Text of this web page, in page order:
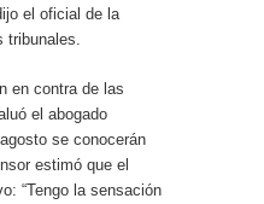
el oficial de la
tribunales.
en contra de las
el abogado
se conocerán
estimó que el
“Tengo la sensación